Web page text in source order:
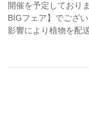
開催を予定しており
BIGフェア】でござ
影響により植物を配